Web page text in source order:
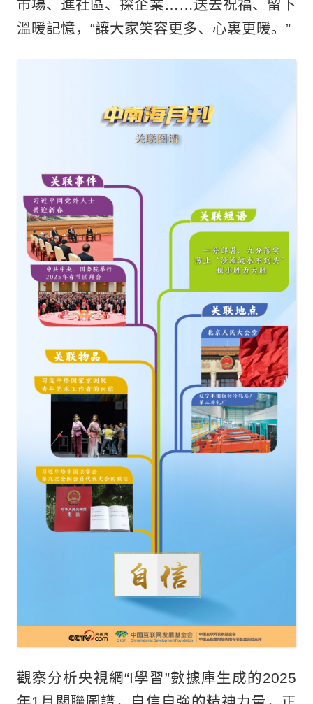
市場、進社區、探企業……送去祝福、留下
溫暖記憶，“讓大家笑容更多、心裏更暖。”
觀察分析央視網“I學習”數據庫生成的2025